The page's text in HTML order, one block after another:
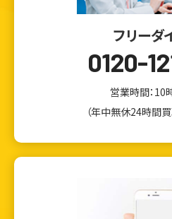
フリーダ
0120-
営業時間：10
（年中無休24時間買